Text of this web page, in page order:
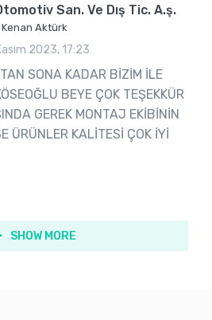
San. Ve Dış Tic. A.ş.
Kenan Aktürk
2023, 17:23
SONA KADAR BİZİM İLE
BEYE ÇOK TEŞEKKÜR
GEREK MONTAJ EKİBİNİN
ÜRÜNLER KALİTESİ ÇOK İYİ
SHOW MORE